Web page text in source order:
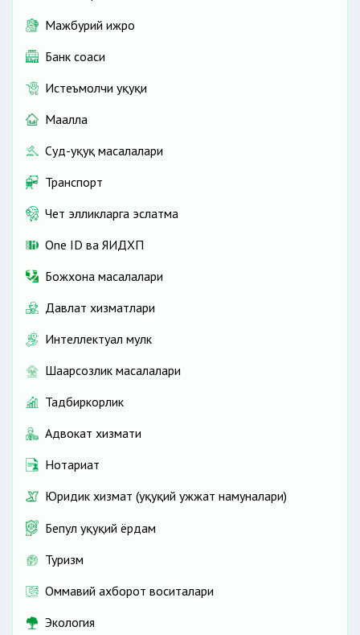
Мажбурий ижро
Банк соҳаси
Истеъмолчи ҳуқуқи
Маҳалла
Суд-ҳуқуқ масалалари
Транспорт
Чет элликларга эслатма
One ID ва ЯИДХП
Божхона масалалари
Давлат хизматлари
Интеллектуал мулк
Шаҳарсозлик масалалари
Тадбиркорлик
Адвокат хизмати
Нотариат
Юридик хизмат (ҳуқуқий ҳужжат намуналари)
Бепул ҳуқуқий ёрдам
Туризм
Оммавий ахборот воситалари
Экология